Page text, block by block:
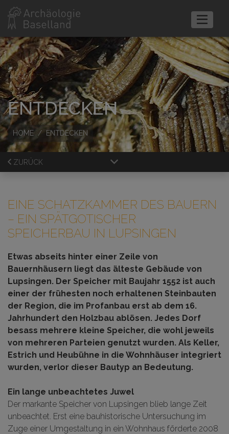
ENTDECKEN
HOME ENTDECKEN
ZURÜCK
EINE SCHATZKAMMER DES BAUERN
– EIN SPÄTGOTISCHER
SPEICHERBAU IN LUPSINGEN
Etwas abseits hinter einer Zeile von
Bauernhäusern liegt das älteste Gebäude von
Lupsingen. Der Speicher mit Baujahr 1552 ist auch
einer der frühesten noch erhaltenen Steinbauten
der Region, die im Profanbau erst ab dem 16.
Jahrhundert den Holzbau ablösen. Jedes Dorf
besass mehrere kleine Speicher, die wohl jeweils
von mehreren Parteien genutzt wurden. Als Keller,
Estrich und Heubühne in die Wohnhäuser integriert
wurden, verlor dieser Bautyp an Bedeutung.
Ein lange unbeachtetes Juwel
Der markante Speicher von Lupsingen blieb lange Zeit
unbeachtet. Erst eine bauhistorische Untersuchung im
Zuge einer Umgestaltung in ein Wohnhaus förderte 2008